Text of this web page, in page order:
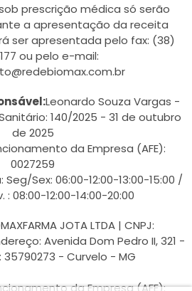
prescrição médica só serão
a apresentação da receita
ser apresentada pelo fax: (38)
ou pelo e-mail:
Leonardo Souza Vargas -
140/2025 - 31 de outubro
de 2025
da Empresa (AFE):
0027259
Sex: 06:00-12:00-13:00-15:00 /
: 08:00-12:00-14:00-20:00
JOTA LTDA | CNPJ:
Avenida Dom Pedro II, 321 -
35790273 - Curvelo - MG
da Empresa (AFE):